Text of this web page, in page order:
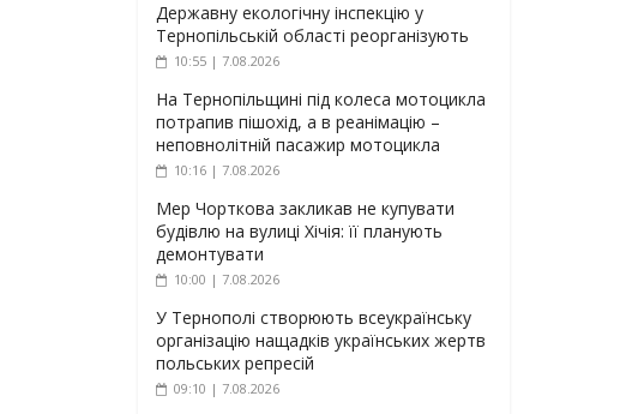
Державну екологічну інспекцію у
Тернопільській області реорганізують
10:55 | 7.08.2026
На Тернопільщині під колеса мотоцикла
потрапив пішохід, а в реанімацію –
неповнолітній пасажир мотоцикла
10:16 | 7.08.2026
Мер Чорткова закликав не купувати
будівлю на вулиці Хічія: її планують
демонтувати
10:00 | 7.08.2026
У Тернополі створюють всеукраїнську
організацію нащадків українських жертв
польських репресій
09:10 | 7.08.2026